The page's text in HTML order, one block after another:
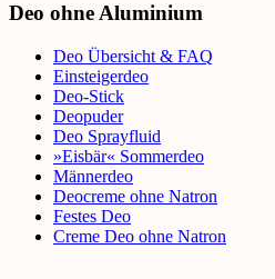
Deo ohne Aluminium
Deo Übersicht & FAQ
Einsteigerdeo
Deo-Stick
Deopuder
Deo Sprayfluid
»Eisbär« Sommerdeo
Männerdeo
Deocreme ohne Natron
Festes Deo
Creme Deo ohne Natron